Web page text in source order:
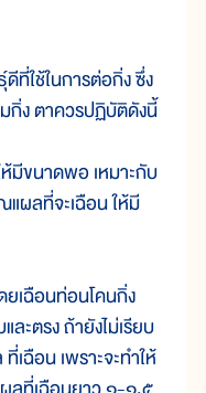
ช้ในการต่อกิ่ง ซึ่ง
กิ่ง ตาควรปฏิบัติดังนี้
ขนาดพอ เหมาะกับ
แผลที่จะเฉือน ให้มี
ฉือนท่อนโคนกิ่ง
ะตรง ถ้ายังไม่เรียบ
เฉือน เพราะจะทำให้